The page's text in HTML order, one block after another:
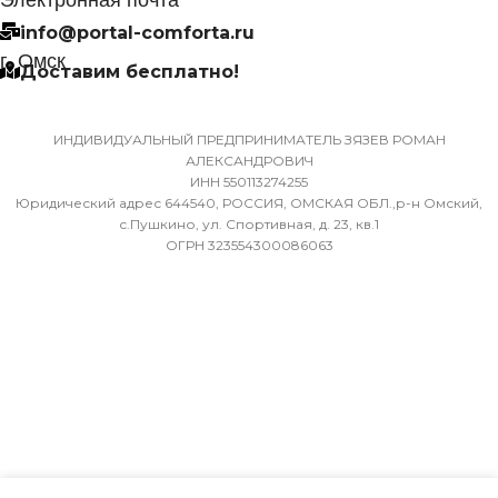
Да
МИН. РАБОЧАЯ ТЕМПЕРАТУРА
ЭФФЕКТИВЕН ДЛЯ
ПОМЕЩ. ПЛОЩАДЬЮ
ДО
info@portal-comforta.ru
г. Омск
Доставим бесплатно!
ИНДИВИДУАЛЬНЫЙ ПРЕДПРИНИМАТЕЛЬ ЗЯЗЕВ РОМАН
АЛЕКСАНДРОВИЧ
ИНН 550113274255
Юридический адрес 644540, РОССИЯ, ОМСКАЯ ОБЛ.,р-н Омский,
с.Пушкино, ул. Спортивная, д. 23, кв.1
ОГРН 323554300086063